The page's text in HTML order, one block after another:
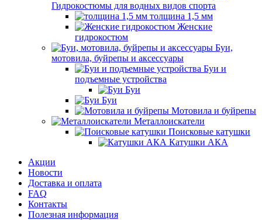
Гидрокостюмы для водных видов спорта
толщина 1,5 мм
Женские
гидрокостюм
Буи,
мотовила, буйрепы и аксессуары
Буи и
подъемные устройства
Буи
Буи
Мотовила и буйрепы
Металлоискатели
Поисковые катушки
Катушки АКА
Акции
Новости
Доставка и оплата
FAQ
Контакты
Полезная информация